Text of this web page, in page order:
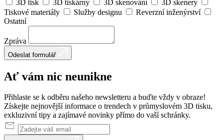
3D tisk
3D tiskárny 3D skenování
3D skenery
Tiskové materiály
Služby designu
Reverzní inženýrství
Ostatní
Zpráva
Odeslat formulář
Ať vám nic neunikne
Přihlaste se k odběru našeho newsletteru a buďte vždy v obraze!
Získejte nejnovější informace o trendech v průmyslovém 3D tisku,
exkluzivní tipy a zajímavé novinky přímo do vaší schránky.